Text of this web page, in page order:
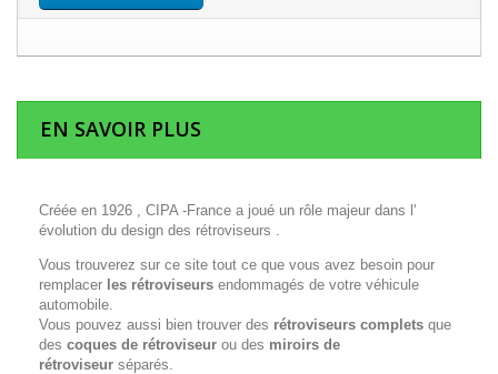
EN SAVOIR PLUS
Créée en 1926 , CIPA -France a joué un rôle majeur dans l'
évolution du design des rétroviseurs .
Vous trouverez sur ce site tout ce que vous avez besoin pour
remplacer les rétroviseurs endommagés de votre véhicule
automobile.
Vous pouvez aussi bien trouver des rétroviseurs complets que
des coques de rétroviseur ou des miroirs de
rétroviseur séparés.